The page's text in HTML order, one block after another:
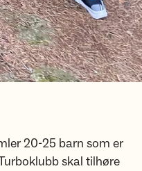
20-25 barn som er
skal tilhøre